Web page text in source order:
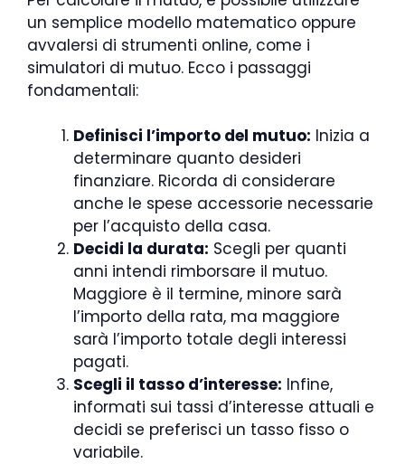
un semplice modello matematico oppure
avvalersi di strumenti online, come i
simulatori di mutuo. Ecco i passaggi
fondamentali:
Definisci l’importo del mutuo: Inizia a
determinare quanto desideri
finanziare. Ricorda di considerare
anche le spese accessorie necessarie
per l’acquisto della casa.
Decidi la durata: Scegli per quanti
anni intendi rimborsare il mutuo.
Maggiore è il termine, minore sarà
l’importo della rata, ma maggiore
sarà l’importo totale degli interessi
pagati.
Scegli il tasso d’interesse: Infine,
informati sui tassi d’interesse attuali e
decidi se preferisci un tasso fisso o
variabile.